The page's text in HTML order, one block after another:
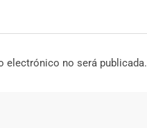
electrónico no será publicada.